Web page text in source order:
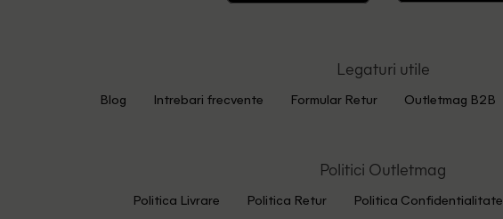
Legaturi utile
Blog Intrebari frecvente Formular Retur Outletmag B2B
Politici Outletmag
Politica Livrare Politica Retur Politica Confidentialitate